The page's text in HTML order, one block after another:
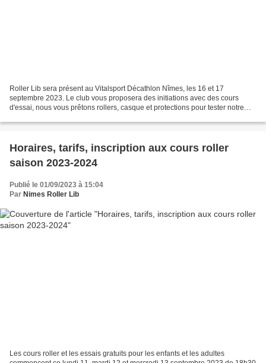
Roller Lib sera présent au Vitalsport Décathlon Nîmes, les 16 et 17
septembre 2023. Le club vous proposera des initiations avec des cours
d'essai, nous vous prêtons rollers, casque et protections pour tester notre
Horaires, tarifs, inscription aux cours roller
saison 2023-2024
Publié le 01/09/2023 à 15:04
Par Nimes Roller Lib
Les cours roller et les essais gratuits pour les enfants et les adultes